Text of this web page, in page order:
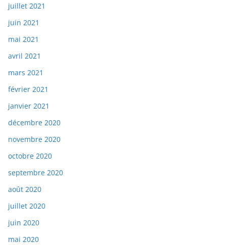
juillet 2021
juin 2021
mai 2021
avril 2021
mars 2021
février 2021
janvier 2021
décembre 2020
novembre 2020
octobre 2020
septembre 2020
août 2020
juillet 2020
juin 2020
mai 2020